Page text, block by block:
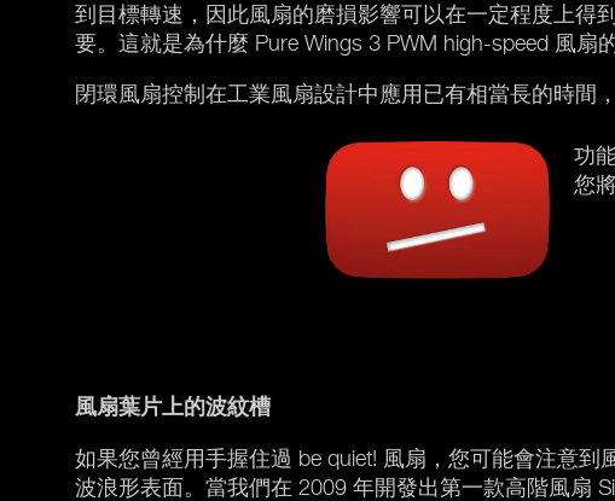
到目標轉速，因此風扇的磨損影響可以在一定程度上得
要。這就是為什麼 Pure Wings 3 PWM high-speed 風扇
閉環風扇控制在工業風扇設計中應用已有相當長的時間
功
您
風扇葉片上的波紋槽
如果您曾經用手握住過 be quiet! 風扇，您可能會注意到
波浪形表面。當我們在 2009 年開發出第一款高階風扇